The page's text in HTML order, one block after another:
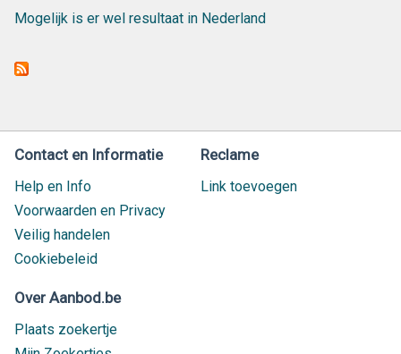
Mogelijk is er wel resultaat in Nederland
Contact en Informatie
Help en Info
Voorwaarden en Privacy
Veilig handelen
Cookiebeleid
Reclame
Link toevoegen
Over Aanbod.be
Plaats zoekertje